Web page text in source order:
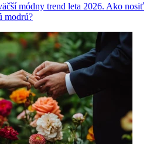
módny trend leta 2026. Ako nosiť
modrú?